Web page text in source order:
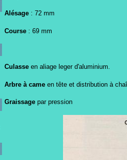
Alésage : 72 mm
Course : 69 mm
Culasse en aliage leger d'aluminium.
Arbre à came en tête et distribution à
Graissage par pression